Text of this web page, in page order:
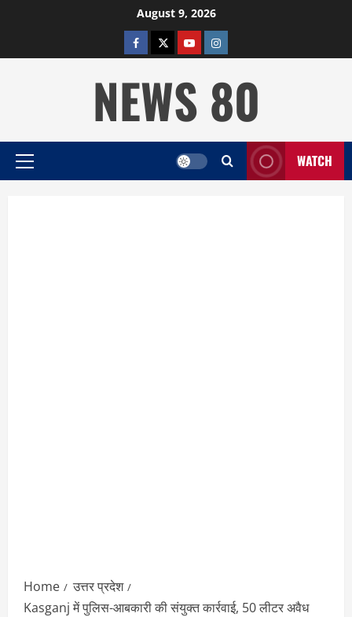
August 9, 2026
facebooktwitterYOUTUBE
instagram
NEWS 80
Primary
WATCH
Home
उत्तर प्रदेश
Kasganj में पुलिस-आबकारी की संयुक्त कार्रवाई, 50 लीटर अवैध